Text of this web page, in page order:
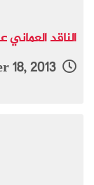
الناقد
November 18, 2013